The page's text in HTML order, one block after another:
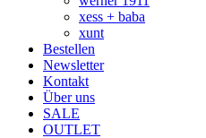
xess + baba
xunt
Bestellen
Newsletter
Kontakt
Über uns
SALE
OUTLET